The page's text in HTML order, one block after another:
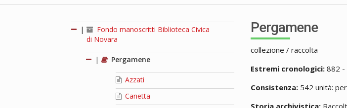
|
Fondo manoscritti Biblioteca Civica
di Novara
| Pergamene
Azzati
Canetta
Pergamene
collezione / raccolta
Estremi cronologici: 882 -
Consistenza: 542 unità:
Storia archivistica: